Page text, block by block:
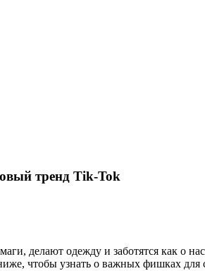
тренд Tik-Tok
делают одежду и заботятся как о
чтобы узнать о важных фишках для